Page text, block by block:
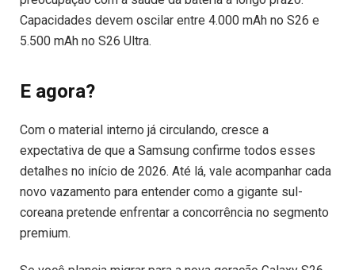
Capacidades devem oscilar entre 4.000 mAh no S26 e
5.500 mAh no S26 Ultra.
E agora?
Com o material interno já circulando, cresce a
expectativa de que a Samsung confirme todos esses
detalhes no início de 2026. Até lá, vale acompanhar cada
novo vazamento para entender como a gigante sul-
coreana pretende enfrentar a concorrência no segmento
premium.